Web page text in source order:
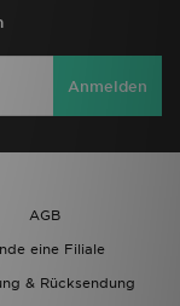
Anmelden
AGB
eine Filiale
& Rücksendung